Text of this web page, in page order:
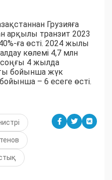
Грузияға
арқылы транзит 2023
ға өсті. 2024 жылы
көлемі 4,7 млн
4 жылда
бойынша жүк
– 6 есеге өсті.